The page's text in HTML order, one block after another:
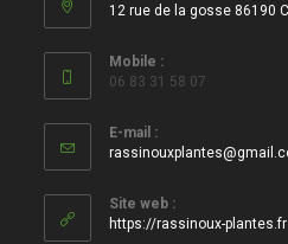
12 rue de la gosse 86190
Mobile :
06 83 31 58 07
E-mail :
Site web :
https://rassinoux-plantes.fr